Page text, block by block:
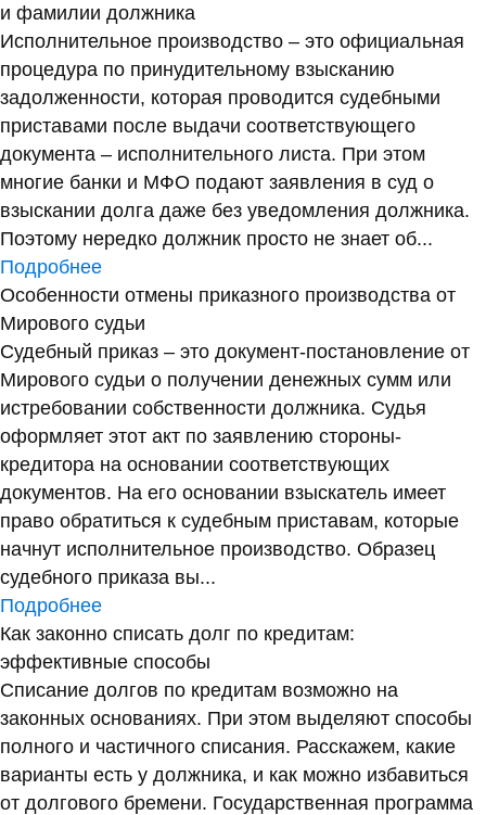
и фамилии должника
Исполнительное производство – это официальная
процедура по принудительному взысканию
задолженности, которая проводится судебными
приставами после выдачи соответствующего
документа – исполнительного листа. При этом
многие банки и МФО подают заявления в суд о
взыскании долга даже без уведомления должника.
Поэтому нередко должник просто не знает об...
Подробнее
Особенности отмены приказного производства от
Мирового судьи
Судебный приказ – это документ-постановление от
Мирового судьи о получении денежных сумм или
истребовании собственности должника. Судья
оформляет этот акт по заявлению стороны-
кредитора на основании соответствующих
документов. На его основании взыскатель имеет
право обратиться к судебным приставам, которые
начнут исполнительное производство. Образец
судебного приказа вы...
Подробнее
Как законно списать долг по кредитам:
эффективные способы
Списание долгов по кредитам возможно на
законных основаниях. При этом выделяют способы
полного и частичного списания. Расскажем, какие
варианты есть у должника, и как можно избавиться
от долгового бремени. Государственная программа